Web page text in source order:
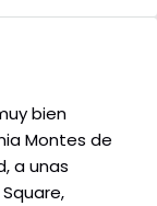
bien
Montes de
a unas